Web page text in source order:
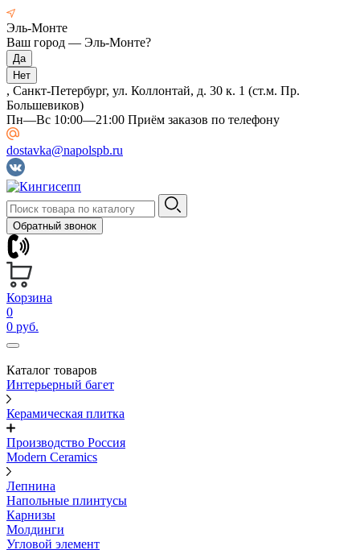
Эль-Монте
Ваш город — Эль-Монте?
, Санкт-Петербург, ул. Коллонтай, д. 30 к. 1 (ст.м. Пр.
Большевиков)
Пн—Вс 10:00—21:00 Приём заказов по телефону
dostavka@napolspb.ru
Обратный звонок
Корзина
0
0 руб.
Каталог товаров
Интерьерный багет
Керамическая плитка
Производство Россия
Modern Ceramics
Лепнина
Напольные плинтусы
Карнизы
Молдинги
Угловой элемент